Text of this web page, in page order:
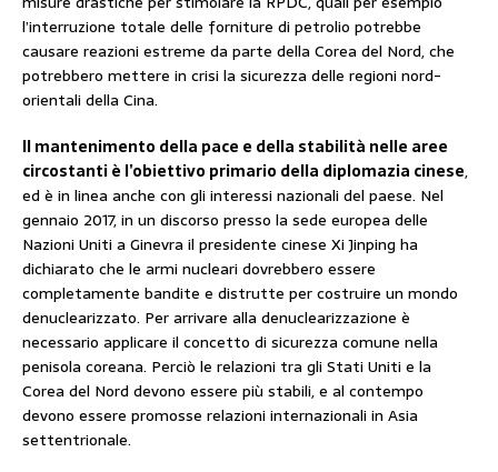
l’interruzione totale delle forniture di petrolio potrebbe
causare reazioni estreme da parte della Corea del Nord, che
potrebbero mettere in crisi la sicurezza delle regioni nord-
orientali della Cina.
Il mantenimento della pace e della stabilità nelle aree
circostanti è l’obiettivo primario della diplomazia cinese,
ed è in linea anche con gli interessi nazionali del paese. Nel
gennaio 2017, in un discorso presso la sede europea delle
Nazioni Uniti a Ginevra il presidente cinese Xi Jinping ha
dichiarato che le armi nucleari dovrebbero essere
completamente bandite e distrutte per costruire un mondo
denuclearizzato. Per arrivare alla denuclearizzazione è
necessario applicare il concetto di sicurezza comune nella
penisola coreana. Perciò le relazioni tra gli Stati Uniti e la
Corea del Nord devono essere più stabili, e al contempo
devono essere promosse relazioni internazionali in Asia
settentrionale.